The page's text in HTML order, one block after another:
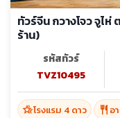
ทัวร์จีน กวางโจว จูไ
ร้าน)
รหัสทัวร์
TVZ10495
hotel_classโรงแรม 4 ดาว restaurant อ